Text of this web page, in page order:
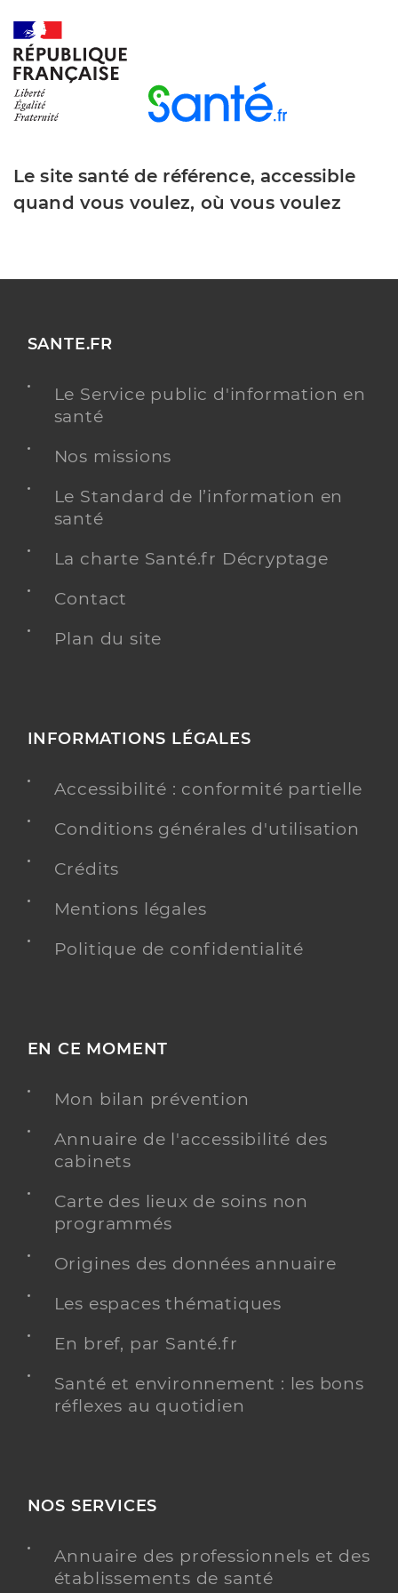
Adresse
Téléphone
+33 4 87 65 47 00
Le site santé de référence, accessible
quand vous voulez, où vous voulez
SANTE.FR
Le Service public d'information en
santé
Nos missions
Le Standard de l’information en
santé
La charte Santé.fr Décryptage
Contact
Plan du site
INFORMATIONS LÉGALES
Accessibilité : conformité partielle
Conditions générales d'utilisation
Crédits
Mentions légales
Politique de confidentialité
EN CE MOMENT
Mon bilan prévention
Annuaire de l'accessibilité des
cabinets
Carte des lieux de soins non
programmés
Origines des données annuaire
Les espaces thématiques
En bref, par Santé.fr
Santé et environnement : les bons
réflexes au quotidien
NOS SERVICES
Annuaire des professionnels et des
établissements de santé